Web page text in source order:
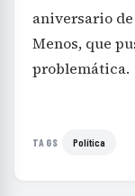
aniversario
Menos, que
problemática.
TAGS Política